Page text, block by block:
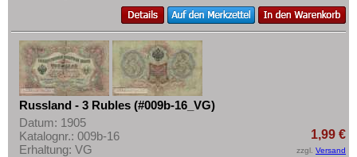
Russland - 3 Rubles (#009b-16_VG)
Datum: 1905
Katalognr.: 009b-16
Erhaltung: VG
1,99 €
zzgl. Versand